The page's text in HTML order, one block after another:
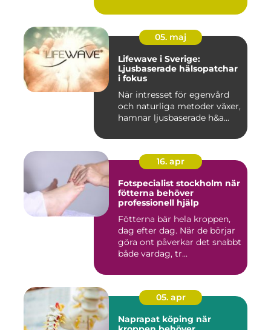
05. maj
Lifewave i Sverige:
Ljusbaserade hälsopatchar
i fokus
När intresset för egenvård
och naturliga metoder växer,
hamnar ljusbaserade h&a...
16. apr
Fotspecialist stockholm när
fötterna behöver
professionell hjälp
Fötterna bär hela kroppen,
dag efter dag. När de börjar
göra ont påverkar det snabbt
både vardag, tr...
05. apr
Naprapat köping när